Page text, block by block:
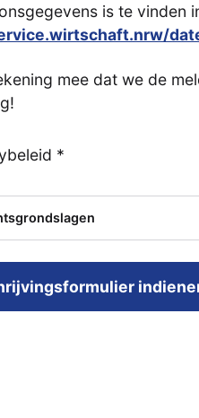
is te vinden
mee dat we de
*